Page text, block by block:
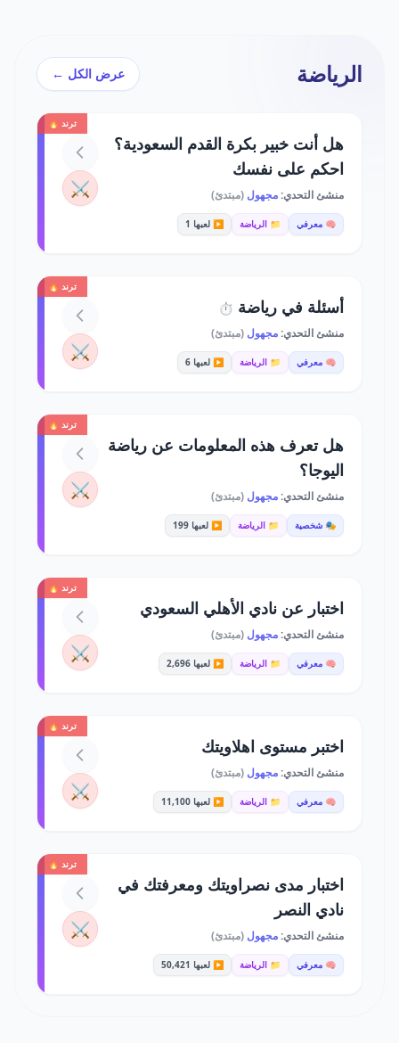
الرياضة عرض الكل ←
ترند 🔥
هل أنت خبير بكرة القدم السعودية؟
احكم على نفسك
منشئ التحدي:مجهول (مبتدئ)
🧠 معرفي 📁 الرياضة ▶️ لعبها 1
⚔️
ترند 🔥
أسئلة في رياضة ⏱️
منشئ التحدي:مجهول (مبتدئ)
🧠 معرفي 📁 الرياضة ▶️ لعبها 6 ⚔️
ترند 🔥
هل تعرف هذه المعلومات عن رياضة
اليوجا؟
منشئ التحدي:مجهول (مبتدئ)
🎭 شخصية 📁 الرياضة ▶️ لعبها 199
⚔️
ترند 🔥
اختبار عن نادي الأهلي السعودي
منشئ التحدي:مجهول (مبتدئ)
🧠 معرفي 📁 الرياضة ▶️ لعبها 2,696 ⚔️
ترند 🔥
اختبر مستوى اهلاويتك
منشئ التحدي:مجهول (مبتدئ)
🧠 معرفي 📁 الرياضة ▶️ لعبها 11,100 ⚔️
ترند 🔥
اختبار مدى نصراويتك ومعرفتك في
نادي النصر
منشئ التحدي:مجهول (مبتدئ)
🧠 معرفي 📁 الرياضة ▶️ لعبها 50,421
⚔️